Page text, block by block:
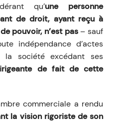
qu’une personne
de droit, ayant reçu à
pouvoir, n’est pas– sauf
indépendance d’actes
société excédant ses
de fait de cette
commerciale a rendu
la vision rigoriste de son